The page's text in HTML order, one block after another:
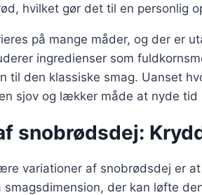
hvilket gør det til en personlig
på mange måder, og der er
ingredienser som
til den klassiske smag. Uanset
sjov og lækker måde at nyde tid
snobrødsdej:
variationer af snobrødsdej er
smagsdimension, der kan løfte